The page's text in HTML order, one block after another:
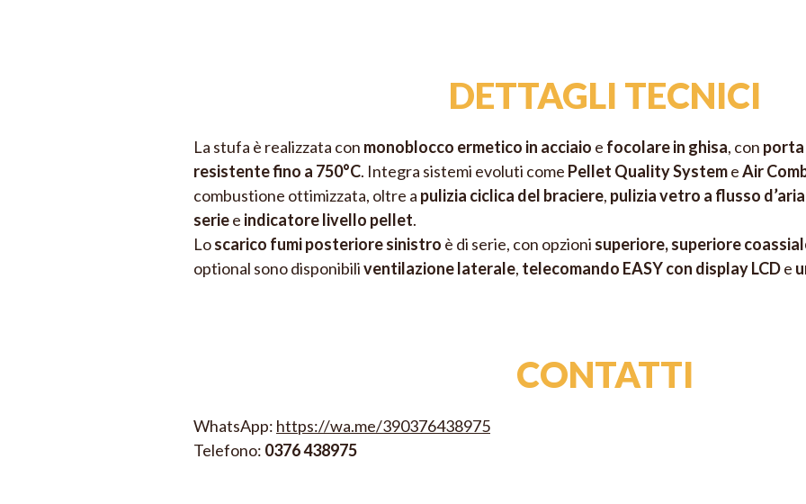
DETTAGLI TECNICI
La stufa è realizzata con monoblocco ermetico in acciaio e focolare in ghisa, con porta
resistente fino a 750°C. Integra sistemi evoluti come Pellet Quality SystemeAir
combustione ottimizzata, oltre a pulizia ciclica del braciere, pulizia vetro a flusso
seriee indicatore livello pellet.
Loscarico fumi posteriore sinistro è di serie, con opzioni superiore, superiore
optional sono disponibiliventilazione laterale, telecomando EASY con display LCDe
CONTATTI
WhatsApp: https://wa.me/390376438975
Telefono: 0376 438975